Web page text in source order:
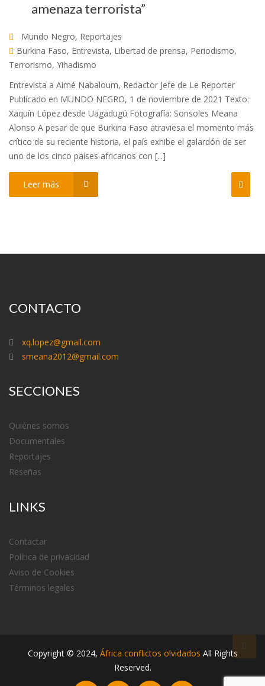
amenaza terrorista”
Mundo Negro, Reportajes
Burkina Faso, Entrevista, Libertad de prensa, Periodismo,
Terrorismo, Yihadismo
Entrevista a Aimé Nabaloum, Redactor Jefe de Le Reporter
Publicado en MUNDO NEGRO, 1 de noviembre de 2021 Texto:
Xaquín López desde Uagadugú Fotografía: Sonsoles Meana
Alonso A pesar de que Burkina Faso atraviesa el momento más
crítico de su reciente historia, el país exhibe el galardón de ser
uno de los cinco países africanos con [...]
Leer más
CONTACTO
xq.lopez@gmail.com
smeana2012@gmail.com
SECCIONES
Quiénes somos
Documentales
Reportajes
Reseñas
LINKS
Contactar
Política de privacidad
Aviso de Cookies
Términos legales
Copyright © 2024, África conflictos olvidados All Rights
Reserved.